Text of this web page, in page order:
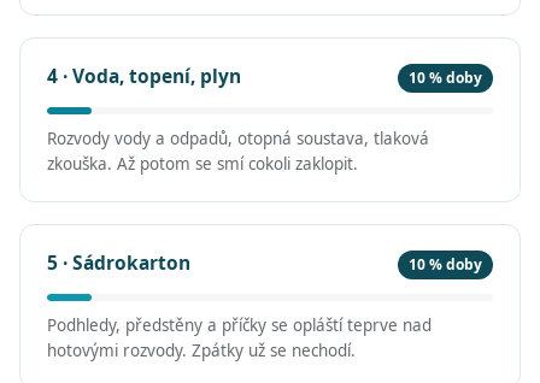
4 · Voda, topení, plyn 10 % doby
Rozvody vody a odpadů, otopná soustava, tlaková
zkouška. Až potom se smí cokoli zaklopit.
5 · Sádrokarton 10 % doby
Podhledy, předstěny a příčky se opláští teprve nad
hotovými rozvody. Zpátky už se nechodí.